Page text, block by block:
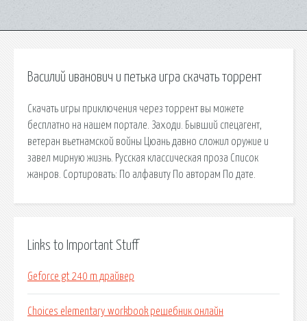
Василий иванович и петька игра скачать торрент
Скачать игры приключения через торрент вы можете
бесплатно на нашем портале. Заходи. Бывший спецагент,
ветеран вьетнамской войны Цюань давно сложил оружие и
завел мирную жизнь. Русская классическая проза Список
жанров. Сортировать: По алфавиту По авторам По дате.
Links to Important Stuff
Geforce gt 240 m драйвер
Choices elementary workbook решебник онлайн